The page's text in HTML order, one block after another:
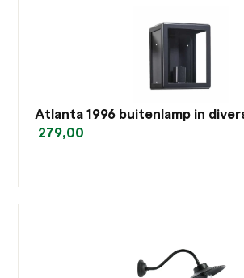
Atlanta 1996 buitenlamp in
279,00